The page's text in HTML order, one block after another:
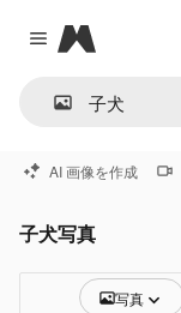
Close menu
Magnific
AI 画像を作成
子犬写真
写真